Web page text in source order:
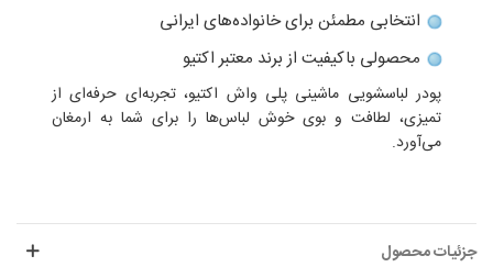
انتخابی مطمئن برای خانواده‌های ایرانی
محصولی باکیفیت از برند معتبر اکتیو
پودر لباسشویی ماشینی پلی واش اکتیو، تجربه‌ای حرفه‌ای از
تمیزی، لطافت و بوی خوش لباس‌ها را برای شما به ارمغان
می‌آورد.
جزئیات محصول